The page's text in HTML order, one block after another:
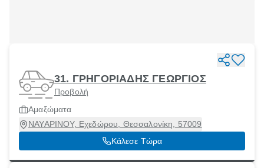
31. ΓΡΗΓΟΡΙΑΔΗΣ ΓΕΩΡΓΙΟΣ
Προβολή
Αμαξώματα
ΝΑΥΑΡΙΝΟΥ, Εχεδώρου, Θεσσαλονίκη, 57009
Κάλεσε Τώρα